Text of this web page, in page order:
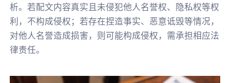
析。若配文内容真实且未侵犯他人名誉权、隐私权等权
利，不构成侵权；若存在捏造事实、恶意诋毁等情况，
对他人名誉造成损害，则可能构成侵权，需承担相应法
律责任。